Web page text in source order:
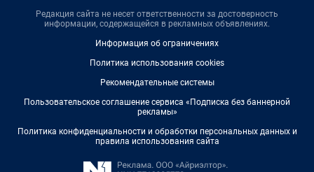
Редакция сайта не несет ответственности за достоверность
информации, содержащейся в рекламных объявлениях.
Информация об ограничениях
Политика использования cookies
Рекомендательные системы
Пользовательское соглашение сервиса «Подписка без баннерной
рекламы»
Политика конфиденциальности и обработки персональных данных и
правила использования сайта